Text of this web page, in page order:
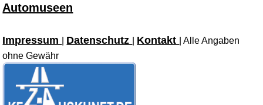
Automuseen
Impressum Datenschutz Kontakt
| Alle Angaben
ohne Gewähr